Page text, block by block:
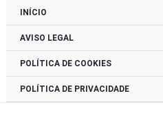
INÍCIO
AVISO LEGAL
POLÍTICA DE COOKIES
POLÍTICA DE PRIVACIDADE